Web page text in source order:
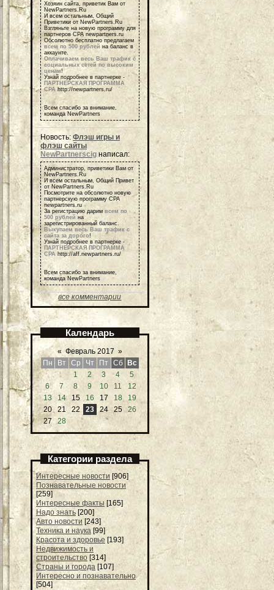
Хозяин сайта, приветик Вам от
NewPartners.Ru
И всем остальным, Общий
Приветики от NewPartners.Ru
Взгляньте на новую программу для
партнеров СРА newpartners.ru
Обсолютно бесплатно предлагаем
всем по 500 рублей на баланс в
аккаунте.
Оплачиваем весь Ваш трафик с
социальных сетей по высоким
ценам!
Узнай подробнее в партнерке -
ПАРТНЕРСКАЯ ПРОГРАММА
СРА http://newpartners.ru/
Всем спасибо за внимание,
команда NewPartners
Новость: Флэш игры и
флэш сайты
NewPartnerscig написал:
Администратор, приветики Вам от
NewPartners.Ru
И всем остальным, Общий Привет
от NewPartners.Ru
Посмотрите на обсолютно новую
партнерскую программу СРА
newpartners.ru
За регистрацию дарим всем по
500 рублей на
зарегистрированный баланс.
Выкупаем весь Ваш трафик с
сайта за дорого!
Узнай подробнее в партнерке -
ПАРТНЕРСКАЯ ПРОГРАММА
СРА http://aff.newpartners.ru/
Всем спасибо за внимание,
команда NewPartners
все комментарии
Календарь
« Февраль 2017 »
Пн
Вт Ср Чт Пт Сб
Вс
1
2 3 4
5
6
7 8 9 10 11
12
13
14 15 16 17 18
19
20
21 22 23 24 25
26
27
28
Категории раздела
Интересные новости [906]
Познавательные новости
[259]
Интересные факты [165]
Надо знать [200]
Авто новости [243]
Техника и наука [99]
Красота и здоровье [193]
Недвижимость и
строительство [314]
Страны и города [107]
Интересно и познавательно
[504]